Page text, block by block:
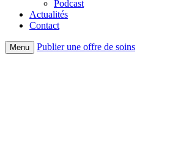
Podcast
Actualités
Contact
Menu Publier une offre de soins